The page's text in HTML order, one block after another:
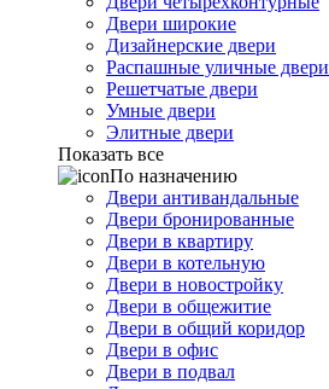
Двери широкие
Дизайнерские двери
Распашные уличные двери
Решетчатые двери
Умные двери
Элитные двери
Показать все
По назначению
Двери антивандальные
Двери бронированные
Двери в квартиру
Двери в котельную
Двери в новостройку
Двери в общежитие
Двери в общий коридор
Двери в офис
Двери в подвал